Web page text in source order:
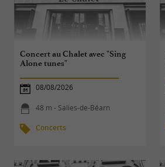
Concert au Chalet avec "Sing
Alone tunes"
08/08/2026
48 m - Salies-de-Béarn
Concerts